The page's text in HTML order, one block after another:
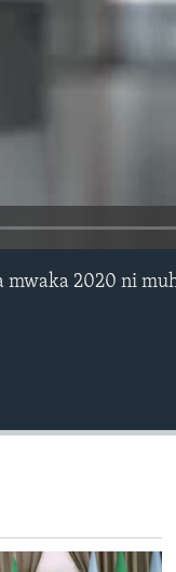
mwaka 2020 ni